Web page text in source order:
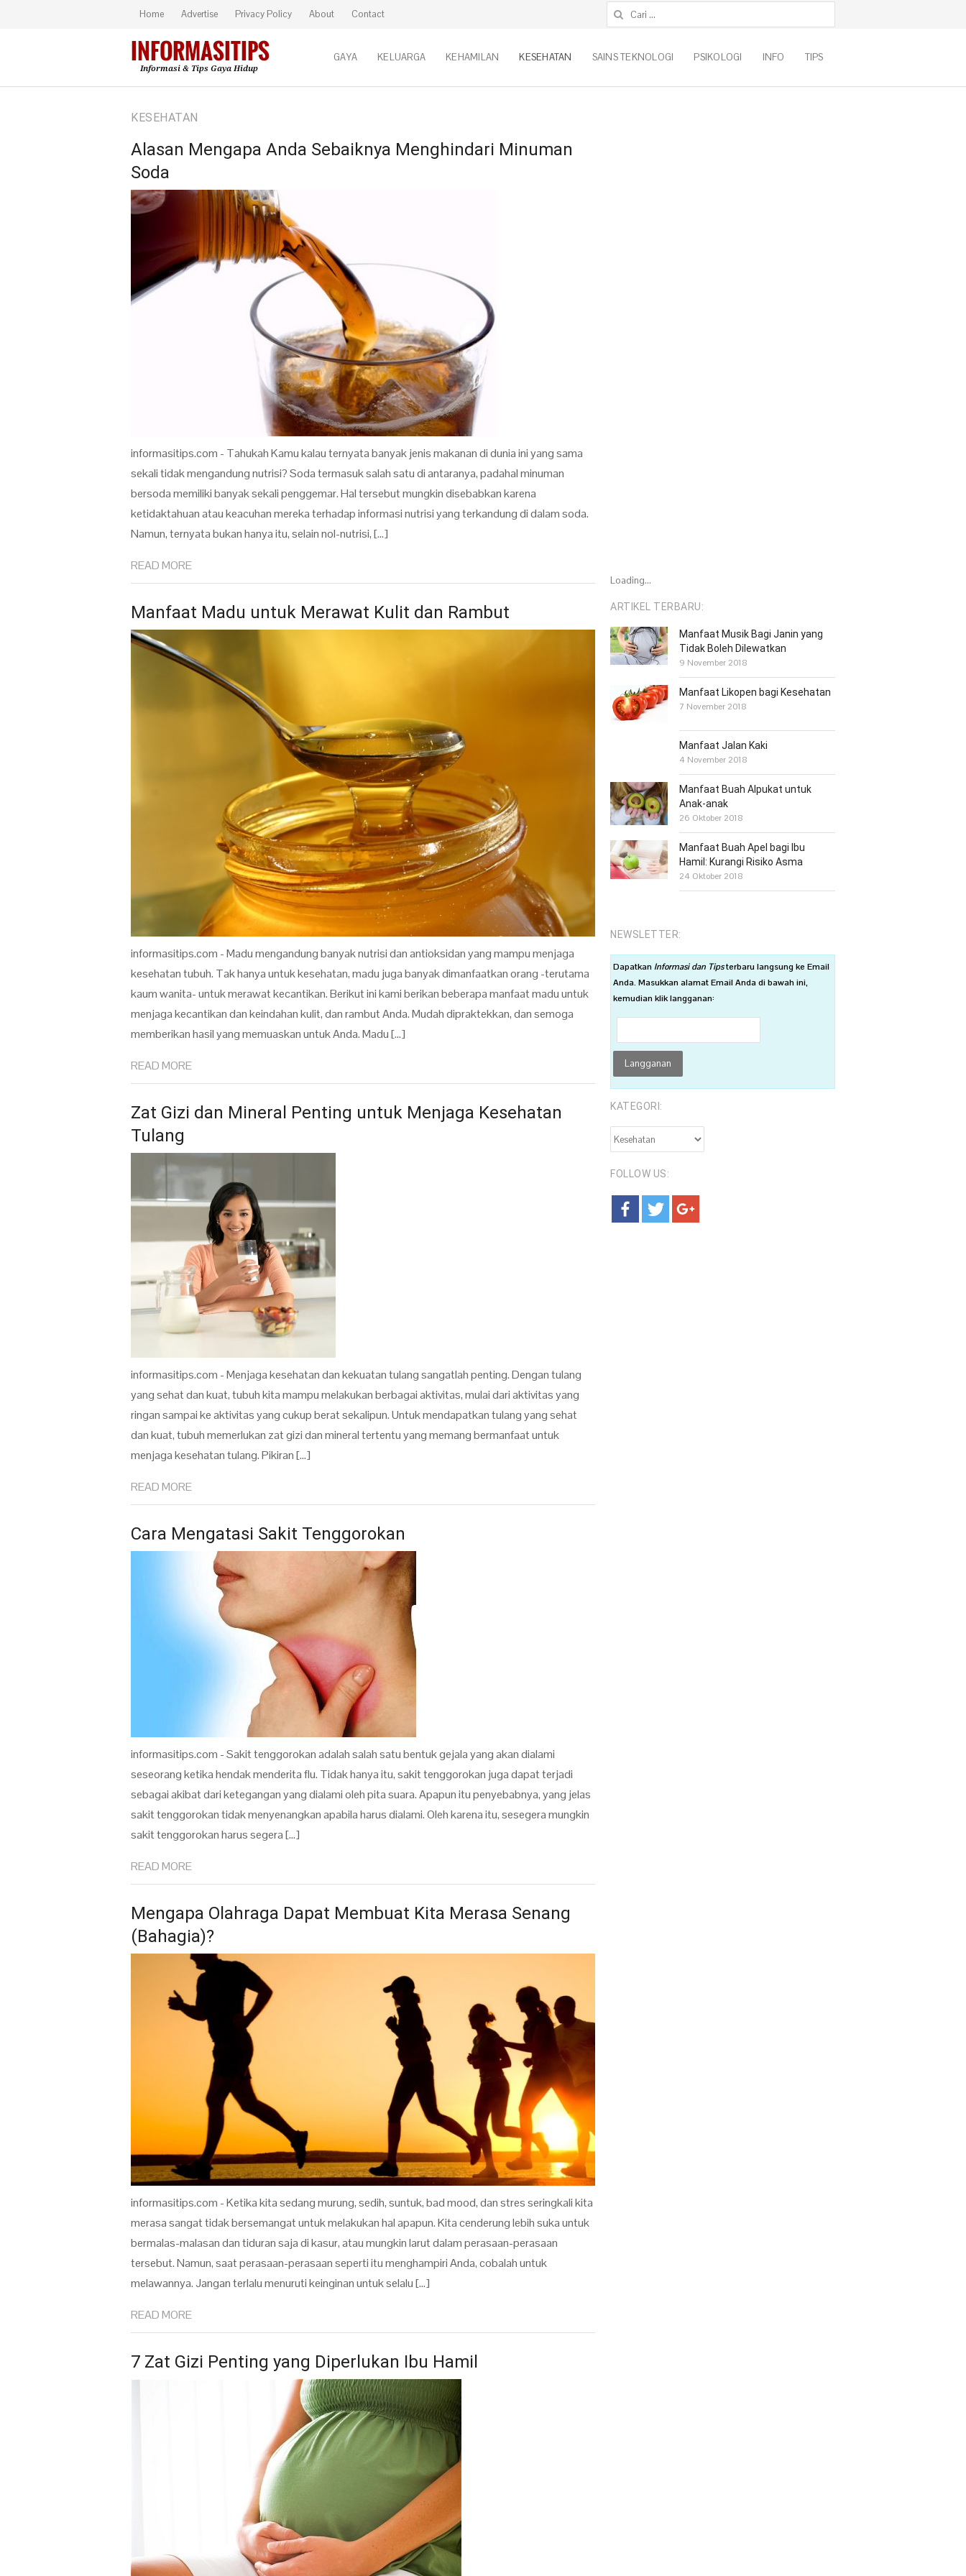
Home Advertise Privacy Policy About Contact Cari untuk:
GAYA KELUARGA KEHAMILAN KESEHATAN SAINS TEKNOLOGI PSIKOLOGI INFO TIPS
KESEHATAN
Alasan Mengapa Anda Sebaiknya Menghindari Minuman
Soda
informasitips.com - Tahukah Kamu kalau ternyata banyak jenis makanan di dunia ini yang sama
sekali tidak mengandung nutrisi? Soda termasuk salah satu di antaranya, padahal minuman
bersoda memiliki banyak sekali penggemar. Hal tersebut mungkin disebabkan karena
ketidaktahuan atau keacuhan mereka terhadap informasi nutrisi yang terkandung di dalam soda.
Namun, ternyata bukan hanya itu, selain nol-nutrisi, […]
READ MORE
Manfaat Madu untuk Merawat Kulit dan Rambut
informasitips.com - Madu mengandung banyak nutrisi dan antioksidan yang mampu menjaga
kesehatan tubuh. Tak hanya untuk kesehatan, madu juga banyak dimanfaatkan orang -terutama
kaum wanita- untuk merawat kecantikan. Berikut ini kami berikan beberapa manfaat madu untuk
menjaga kecantikan dan keindahan kulit, dan rambut Anda. Mudah dipraktekkan, dan semoga
memberikan hasil yang memuaskan untuk Anda. Madu […]
READ MORE
Zat Gizi dan Mineral Penting untuk Menjaga Kesehatan
Tulang
informasitips.com - Menjaga kesehatan dan kekuatan tulang sangatlah penting. Dengan tulang
yang sehat dan kuat, tubuh kita mampu melakukan berbagai aktivitas, mulai dari aktivitas yang
ringan sampai ke aktivitas yang cukup berat sekalipun. Untuk mendapatkan tulang yang sehat
dan kuat, tubuh memerlukan zat gizi dan mineral tertentu yang memang bermanfaat untuk
menjaga kesehatan tulang. Pikiran […]
READ MORE
Cara Mengatasi Sakit Tenggorokan
informasitips.com - Sakit tenggorokan adalah salah satu bentuk gejala yang akan dialami
seseorang ketika hendak menderita flu. Tidak hanya itu, sakit tenggorokan juga dapat terjadi
sebagai akibat dari ketegangan yang dialami oleh pita suara. Apapun itu penyebabnya, yang jelas
sakit tenggorokan tidak menyenangkan apabila harus dialami. Oleh karena itu, sesegera mungkin
sakit tenggorokan harus segera […]
READ MORE
Mengapa Olahraga Dapat Membuat Kita Merasa Senang
(Bahagia)?
informasitips.com - Ketika kita sedang murung, sedih, suntuk, bad mood, dan stres seringkali kita
merasa sangat tidak bersemangat untuk melakukan hal apapun. Kita cenderung lebih suka untuk
bermalas-malasan dan tiduran saja di kasur, atau mungkin larut dalam perasaan-perasaan
tersebut. Namun, saat perasaan-perasaan seperti itu menghampiri Anda, cobalah untuk
melawannya. Jangan terlalu menuruti keinginan untuk selalu […]
READ MORE
7 Zat Gizi Penting yang Diperlukan Ibu Hamil
Loading...
ARTIKEL TERBARU:
Manfaat Musik Bagi Janin yang
Tidak Boleh Dilewatkan
9 November 2018
Manfaat Likopen bagi Kesehatan
7 November 2018
Manfaat Jalan Kaki
4 November 2018
Manfaat Buah Alpukat untuk
Anak-anak
26 Oktober 2018
Manfaat Buah Apel bagi Ibu
Hamil: Kurangi Risiko Asma
24 Oktober 2018
NEWSLETTER:
DapatkanInformasi dan Tipsterbaru langsung ke Email
Anda. Masukkan alamat Email Anda di bawah ini,
kemudian klik langganan:
KATEGORI:
KATEGORI:
FOLLOW US: